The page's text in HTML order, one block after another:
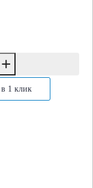
+
1 клик